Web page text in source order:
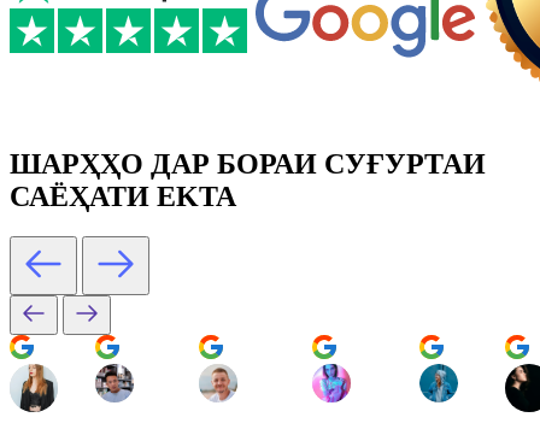
ШАРҲҲО ДАР БОРАИ СУҒУРТАИ
САЁҲАТИ EKTA